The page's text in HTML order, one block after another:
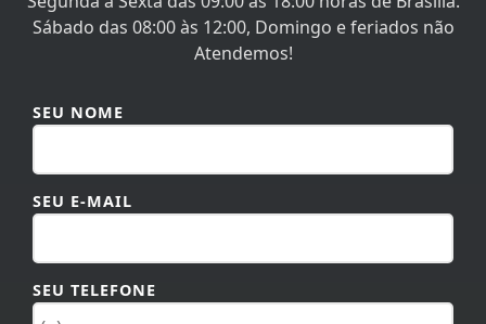
Sábado das 08:00 às 12:00, Domingo e feriados não
Atendemos!
SEU NOME
SEU E-MAIL
SEU TELEFONE